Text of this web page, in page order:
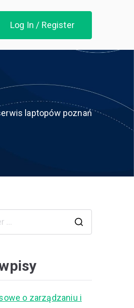
Log In / Register
laptopów poznań
o zarządzaniu i